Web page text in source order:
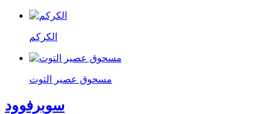
الكركم
مسحوق عصير التوت
سوبرفوود